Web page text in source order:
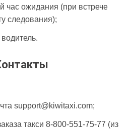
час ожидания (при встрече
следования);
support@kiwitaxi.com;
такси 8-800-551-75-77 (из